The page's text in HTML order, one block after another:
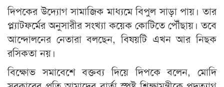
দিপকের উদ্যোগ সামাজিক মাধ্যমে বিপুল সাড়া পায়। তার
প্ল্যাটফর্মের অনুসারীর সংখ্যা কয়েক কোটিতে পৌঁছায়। তবে
আন্দোলনের নেতারা বলছেন, বিষয়টি এখন আর নিছক
রসিকতা নয়।
বিক্ষোভ সমাবেশে বক্তব্য দিয়ে দিপকে বলেন, মোদি